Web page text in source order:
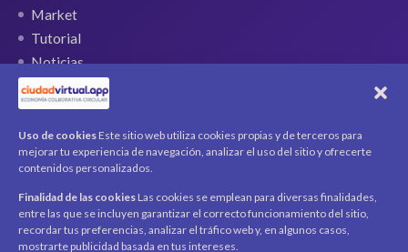
Uso de cookies Este sitio web utiliza cookies propias y de terceros para
mejorar tu experiencia de navegación, analizar el uso del sitio y ofrecerte
contenidos personalizados.
Finalidad de las cookies Las cookies se emplean para diversas finalidades,
entre las que se incluyen garantizar el correcto funcionamiento del sitio,
recordar tus preferencias, analizar el tráfico web y, en algunos casos,
mostrarte publicidad basada en tus intereses.
Market
Tutorial
Noticias
QR Ticket
CUENTA
Mi cuenta
Productos / Servicios
Asociados